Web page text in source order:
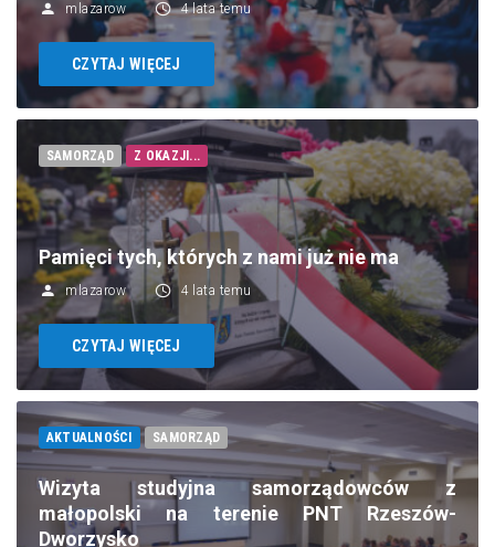
mlazarow 4 lata temu
CZYTAJ WIĘCEJ
SAMORZĄD Z OKAZJI...
Pamięci tych, których z nami już nie ma
mlazarow 4 lata temu
CZYTAJ WIĘCEJ
AKTUALNOŚCI SAMORZĄD
Wizyta studyjna samorządowców z
małopolski na terenie PNT Rzeszów-
Dworzysko